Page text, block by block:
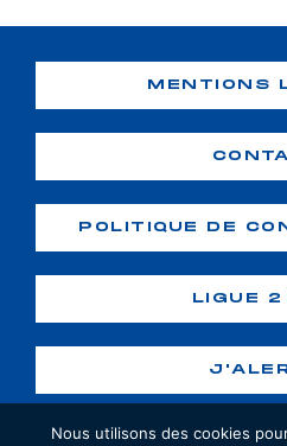
MENTIONS
POLITIQUE DE
LIGUE
Nous utilisons des cookies